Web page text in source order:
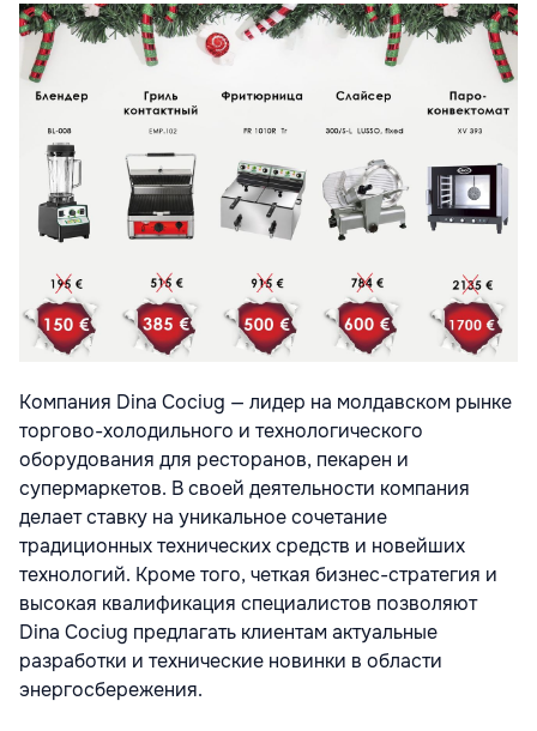
Компания Dina Cociug — лидер на молдавском рынке
торгово-холодильного и технологического
оборудования для ресторанов, пекарен и
супермаркетов. В своей деятельности компания
делает ставку на уникальное сочетание
традиционных технических средств и новейших
технологий. Кроме того, четкая бизнес-стратегия и
высокая квалификация специалистов позволяют
Dina Cociug предлагать клиентам актуальные
разработки и технические новинки в области
энергосбережения.